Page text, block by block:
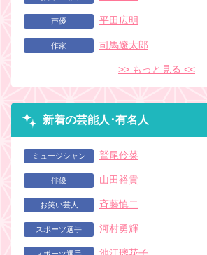
声優 平田広明
作家 司馬遼太郎
>> もっと見る <<
新着の芸能人･有名人
ミュージシャン 鷲尾伶菜
俳優 山田裕貴
お笑い芸人 斉藤慎二
スポーツ選手 河村勇輝